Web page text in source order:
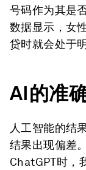
号码作为其是
数据显示，女
贷时就会处于
AI的准
人工智能的结
结果出现偏差
ChatGPT时，